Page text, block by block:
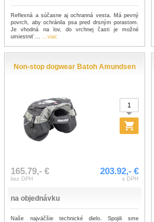
Reflexná a súčasne aj ochranná vesta. Má pevný
povrch, aby ochránila psa pred drsným porastom.
Je vhodná na lov, do vrchnej časti je možné
umiestniť ......viac
Non-stop dogwear Batoh Amundsen
165.79,- €
bez DPH
203.92,- €
s DPH
na objednávku
Naše najväčšie technické dielo. Spojili sme